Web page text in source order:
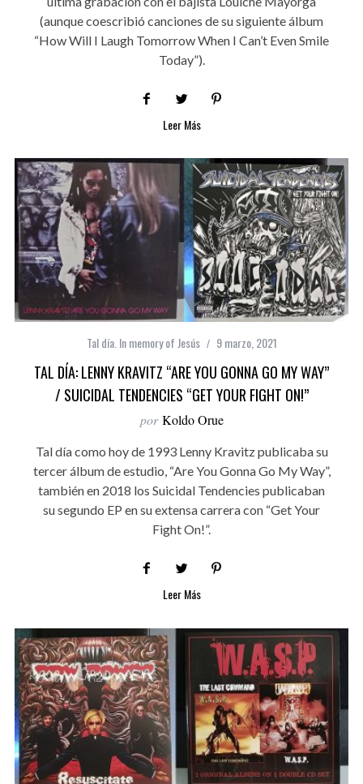
(aunque coescribió canciones de su siguiente álbum
“How Will I Laugh Tomorrow When I Can’t Even Smile
Today”).
Leer Más
Tal día. In memory of Jesús 9 marzo, 2021
TAL DÍA: LENNY KRAVITZ “ARE YOU GONNA GO MY WAY”
/ SUICIDAL TENDENCIES “GET YOUR FIGHT ON!”
por Koldo Orue
Tal día como hoy de 1993 Lenny Kravitz publicaba su
tercer álbum de estudio, “Are You Gonna Go My Way”,
también en 2018 los Suicidal Tendencies publicaban
su segundo EP en su extensa carrera con “Get Your
Fight On!”.
Leer Más